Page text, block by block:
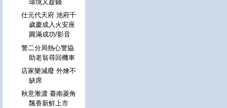
環境又趁錢
仕元代天府 池府千
歲慶成入火安座
圓滿成功/影音
警二分局熱心警協
助老翁尋回機車
店家樂減廢 外燴不
缺席
秋意漸濃 臺南菱角
飄香新鮮上市